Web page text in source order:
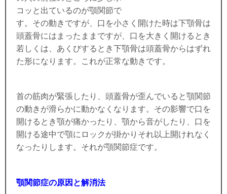
コッと出ているのが顎関節で
す。その動きですが、口を小さく開けた時は下顎骨は
頭蓋骨にはまったままですが、口を大きく開けるとき
若しくは、あくびするとき下顎骨は頭蓋骨からはずれ
た形になります。これが正常な動きです。
首の筋肉が緊張したり、頭蓋骨が歪んでいると顎関節
の動きが滑らかに動かなくなります。その影響で口を
開けるとき顎が痛かったり、顎から音がしたり、口を
開ける途中で顎にロックが掛かりそれ以上開けれなく
なったりします。それが顎関節症です。
顎関節症の原因と解消法